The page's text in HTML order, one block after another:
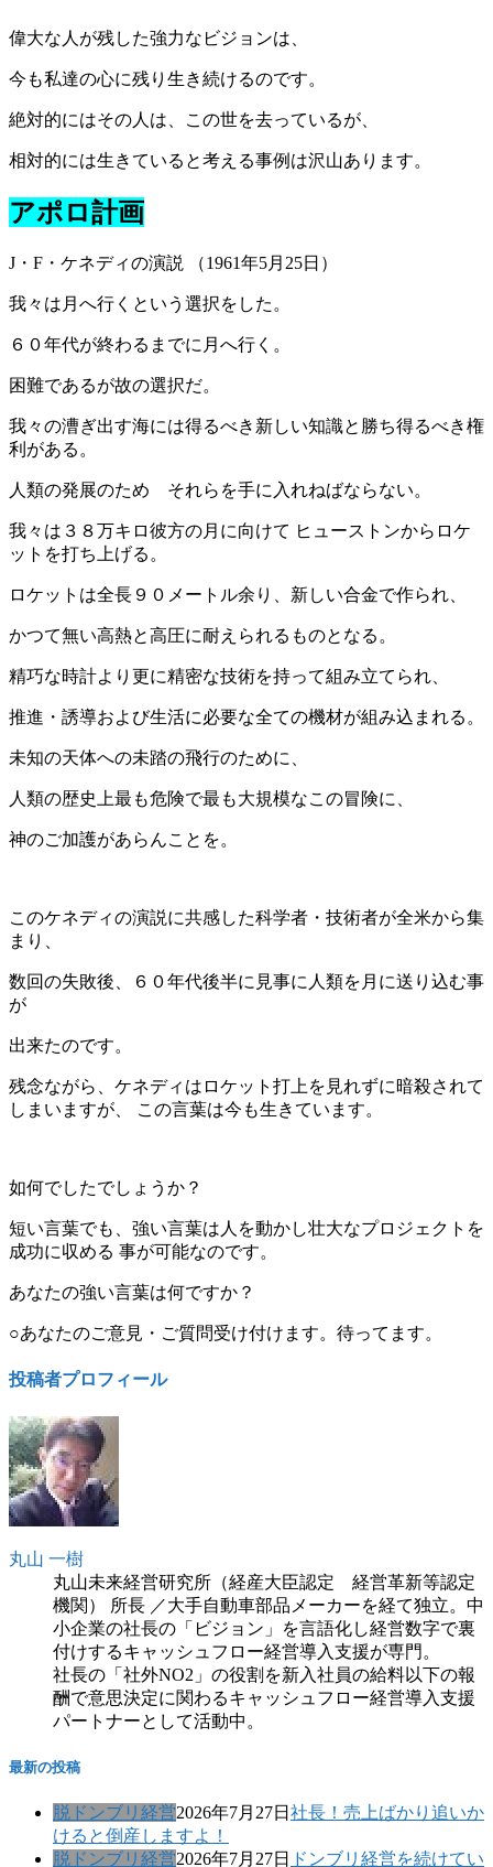
偉大な人が残した強力なビジョンは、
今も私達の心に残り生き続けるのです。
絶対的にはその人は、この世を去っているが、
相対的には生きていると考える事例は沢山あります。
アポロ計画
J・F・ケネディの演説 （1961年5月25日）
我々は月へ行くという選択をした。
６０年代が終わるまでに月へ行く。
困難であるが故の選択だ。
我々の漕ぎ出す海には得るべき新しい知識と勝ち得るべき権
利がある。
人類の発展のため それらを手に入れねばならない。
我々は３８万キロ彼方の月に向けて ヒューストンからロケ
ットを打ち上げる。
ロケットは全長９０メートル余り、新しい合金で作られ、
かつて無い高熱と高圧に耐えられるものとなる。
精巧な時計より更に精密な技術を持って組み立てられ、
推進・誘導および生活に必要な全ての機材が組み込まれる。
未知の天体への未踏の飛行のために、
人類の歴史上最も危険で最も大規模なこの冒険に、
神のご加護があらんことを。
このケネディの演説に共感した科学者・技術者が全米から集
まり、
数回の失敗後、６０年代後半に見事に人類を月に送り込む事
が
出来たのです。
残念ながら、ケネディはロケット打上を見れずに暗殺されて
しまいますが、 この言葉は今も生きています。
如何でしたでしょうか？
短い言葉でも、強い言葉は人を動かし壮大なプロジェクトを
成功に収める 事が可能なのです。
あなたの強い言葉は何ですか？
○あなたのご意見・ご質問受け付けます。待ってます。
投稿者プロフィール
丸山 一樹
丸山未来経営研究所（経産大臣認定 経営革新等認定
機関） 所長 ／大手自動車部品メーカーを経て独立。中
小企業の社長の「ビジョン」を言語化し経営数字で裏
付けするキャッシュフロー経営導入支援が専門。
社長の「社外NO2」の役割を新入社員の給料以下の報
酬で意思決定に関わるキャッシュフロー経営導入支援
パートナーとして活動中。
最新の投稿
脱ドンブリ経営2026年7月27日 社長！売上ばかり追いか
けると倒産しますよ！
脱ドンブリ経営2026年7月27日 ドンブリ経営を続けてい